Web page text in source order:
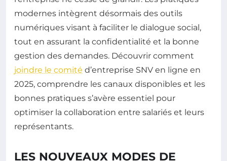
modernes intègrent désormais des outils
numériques visant à faciliter le dialogue social,
tout en assurant la confidentialité et la bonne
gestion des demandes. Découvrir comment
joindre le comité d’entreprise SNV en ligne en
2025, comprendre les canaux disponibles et les
bonnes pratiques s’avère essentiel pour
optimiser la collaboration entre salariés et leurs
représentants.
LES NOUVEAUX MODES DE